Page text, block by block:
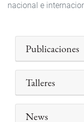
nacional e
Publicaciones
Talleres
News